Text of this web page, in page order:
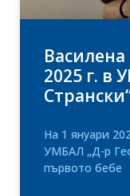
2025 г. в
На 1 януари
УМБАЛ „Д-р
първото бебе